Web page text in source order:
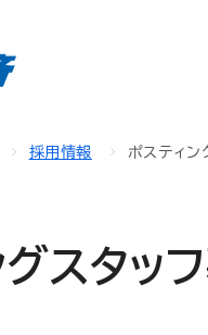
採用情報 ポスティン
スタッ